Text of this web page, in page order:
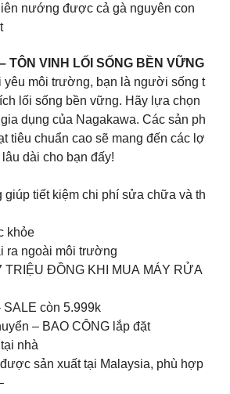
nướng được cả gà nguyên con
TÔN VINH LỐI SỐNG BỀN VỮNG
yêu môi trường, bạn là người sống t
lối sống bền vững. Hãy lựa chọn
dụng của Nagakawa. Các sản ph
tiêu chuẩn cao sẽ mang đến các lợ
dài cho bạn đấy!
giúp tiết kiệm chi phí sửa chữa và th
khỏe
ra ngoài môi trường
TRIỆU ĐỒNG KHI MUA MÁY RỬA
SALE còn 5.999k
– BAO CÔNG lắp đặt
nhà
sản xuất tại Malaysia, phù hợp